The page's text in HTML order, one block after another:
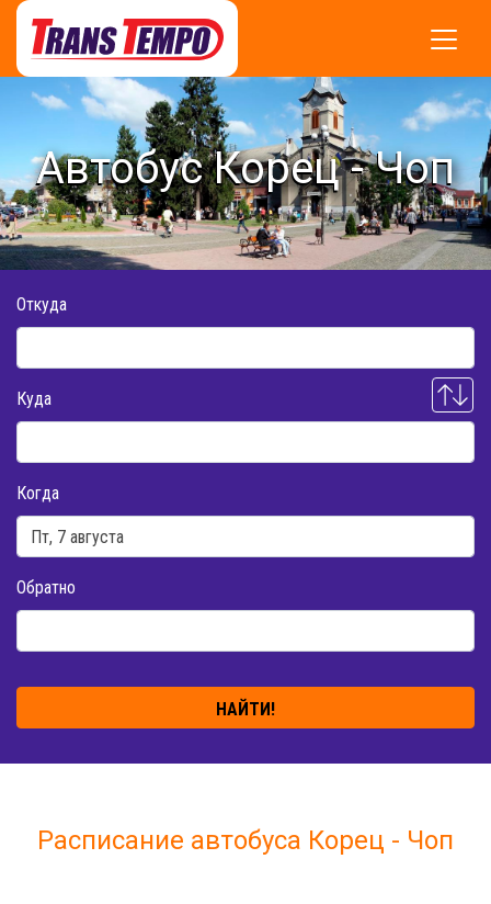
Автобус Корец - Чоп
Откуда
Куда
Когда
Обратно
НАЙТИ!
Расписание автобуса Корец - Чоп